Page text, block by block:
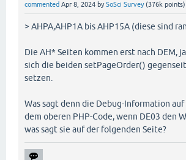
commented Apr 8, 2024 bySoSci Survey (376k points)
> AHPA,AHP1A bis AHP15A (diese sind
Die AH* Seiten kommen erst nach DEM,
sich die beiden setPageOrder()
setzen.
Was sagt denn die Debug-Information
dem oberen PHP-Code, wenn DE03 den
was sagt sie auf der folgenden Seite?